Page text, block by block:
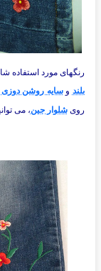
رنگهای مورد استفاده
بلند وسایه روشن دوزی
رویشلوار جین، می